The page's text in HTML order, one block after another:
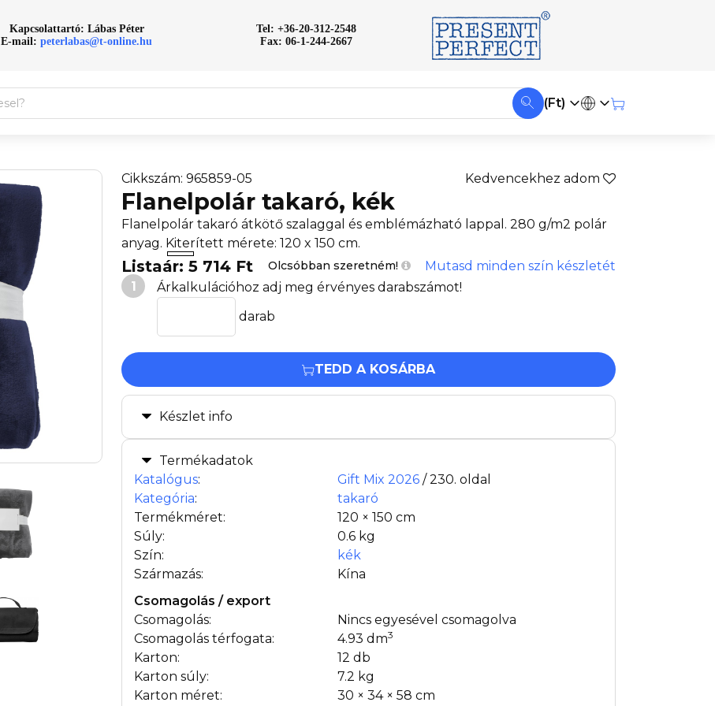
Kapcsolattartó: Lábas Péter
E-mail: peterlabas@t-online.hu
Tel: +36-20-312-2548
Fax: 06-1-244-2667
(Ft)
Cikkszám: 965859-05 Kedvencekhez adom
Flanelpolár takaró, kék
Flanelpolár takaró átkötő szalaggal és emblémázható lappal. 280 g/m2 polár
anyag. Kiterített mérete: 120 x 150 cm.
Listaár: 5 714 Ft Olcsóbban szeretném!
Mutasd minden szín készletét
1
Árkalkulációhoz adj meg érvényes darabszámot!
darab
TEDD A KOSÁRBA
Készlet info
Termékadatok
Katalógus: Gift Mix 2026/ 230. oldal
Kategória:
takaró
Termékméret:
120 × 150 cm
Súly:
0.6 kg
Szín:
kék
Származás:
Kína
Csomagolás / export
Csomagolás:
Nincs egyesével csomagolva
Csomagolás térfogata:
4.93 dm3
Karton:
12 db
Karton súly:
7.2 kg
Karton méret:
30 × 34 × 58 cm